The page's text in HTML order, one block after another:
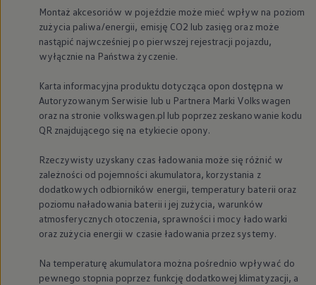
Montaż akcesoriów w pojeździe może mieć wpływ na poziom
zużycia paliwa/energii, emisję CO2 lub zasięg oraz może
nastąpić najwcześniej po pierwszej rejestracji pojazdu,
wyłącznie na Państwa życzenie.
Karta informacyjna produktu dotycząca opon dostępna w
Autoryzowanym Serwisie lub u Partnera Marki Volkswagen
oraz na stronie volkswagen.pl lub poprzez zeskanowanie kodu
QR znajdującego się na etykiecie opony.
Rzeczywisty uzyskany czas ładowania może się różnić w
zależności od pojemności akumulatora, korzystania z
dodatkowych odbiorników energii, temperatury baterii oraz
poziomu naładowania baterii i jej zużycia, warunków
atmosferycznych otoczenia, sprawności i mocy ładowarki
oraz zużycia energii w czasie ładowania przez systemy.
Na temperaturę akumulatora można pośrednio wpływać do
pewnego stopnia poprzez funkcję dodatkowej klimatyzacji, a